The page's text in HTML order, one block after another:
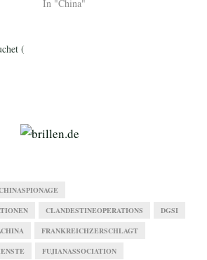
In "China"
(
CLANDESTINEOPERATIONS DGSI
FRANKREICHZERSCHLAGT
FUJIANASSOCIATION